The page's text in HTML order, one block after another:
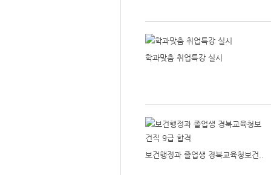
학과맞춤 취업특강 실시
보건행정과 졸업생 경북교육청보건..